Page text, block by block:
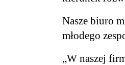
Nasze biuro
młodego
„W naszej